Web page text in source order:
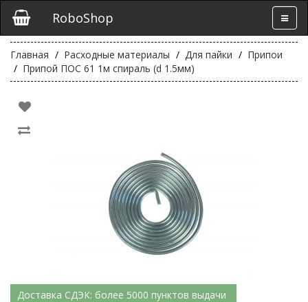
RoboShop
Главная Расходные материалы Для пайки
Припои
Припой ПОС 61 1м спираль (d 1.5мм)
Доставка СДЭК: более 5000 пунктов выдачи